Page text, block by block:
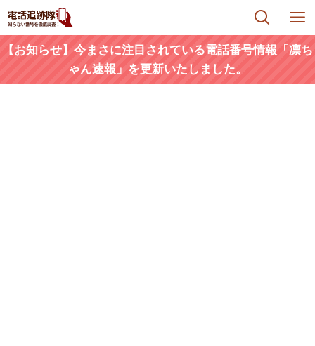
【お知らせ】今まさに注目されている電話番号情報「凛ち
ゃん速報」を更新いたしました。